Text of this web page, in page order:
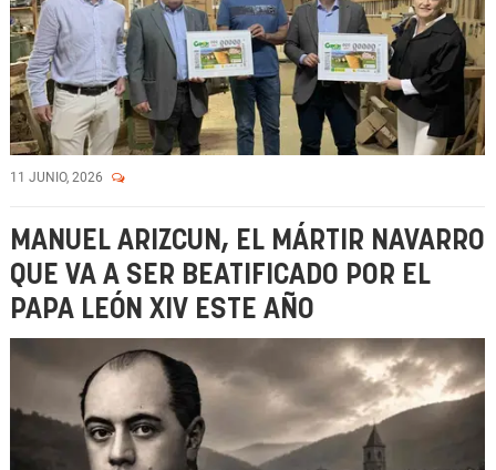
11 JUNIO, 2026
MANUEL ARIZCUN, EL MÁRTIR NAVARRO
QUE VA A SER BEATIFICADO POR EL
PAPA LEÓN XIV ESTE AÑO